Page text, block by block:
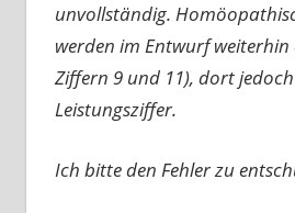
unvollständig.
werden im Entwurf
Ziffern 9 und 11), dort
Leistungsziffer.
Ich bitte den Fehler zu